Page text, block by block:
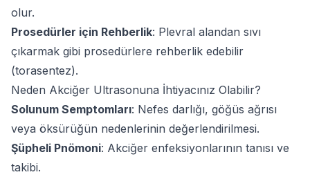
olur.
Prosedürler için Rehberlik: Plevral alandan sıvı
çıkarmak gibi prosedürlere rehberlik edebilir
(torasentez).
Neden Akciğer Ultrasonuna İhtiyacınız Olabilir?
Solunum Semptomları: Nefes darlığı, göğüs ağrısı
veya öksürüğün nedenlerinin değerlendirilmesi.
Şüpheli Pnömoni: Akciğer enfeksiyonlarının tanısı ve
takibi.